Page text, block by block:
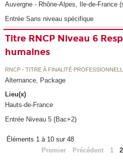
Auvergne - Rhône-Alpes, Ile-de-France
Entrée Sans niveau spécifique
Titre RNCP Niveau 6
humaines
RNCP - TITRE À FINALITÉ
Alternance, Package
Lieu(x)
Hauts-de-France
Entrée Niveau 5 (Bac+2)
Éléments 1 à 10 sur 48
Premier
Précédent 1 2